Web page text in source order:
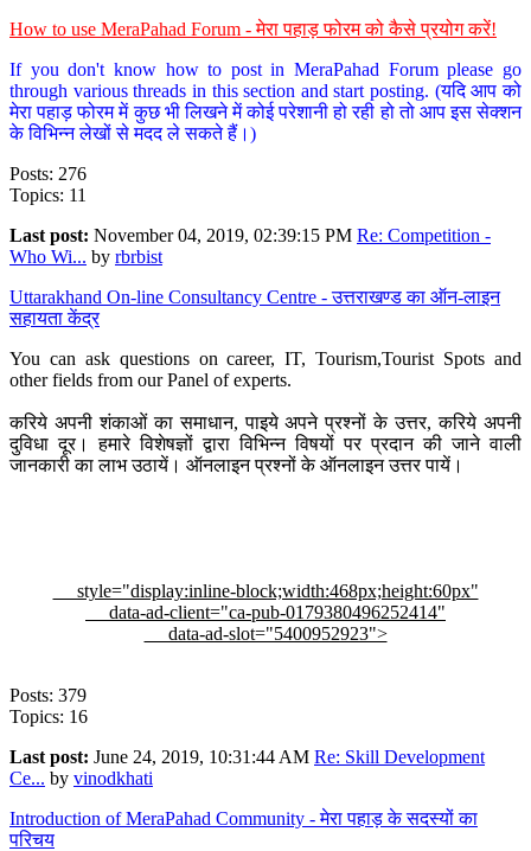
How to use MeraPahad Forum - मेरा पहाड़ फोरम को कैसे प्रयोग करें!
If you don't know how to post in MeraPahad Forum please go
through various threads in this section and start posting. (यदि आप को
मेरा पहाड़ फोरम में कुछ भी लिखने में कोई परेशानी हो रही हो तो आप इस सेक्शन
के विभिन्न लेखों से मदद ले सकते हैं।)
Posts: 276
Topics: 11
Last post: November 04, 2019, 02:39:15 PM Re: Competition -
Who Wi... by rbrbist
Uttarakhand On-line Consultancy Centre - उत्तराखण्ड का ऑन-लाइन
सहायता केंद्र
You can ask questions on career, IT, Tourism,Tourist Spots and
other fields from our Panel of experts.
करिये अपनी शंकाओं का समाधान, पाइये अपने प्रश्नों के उत्तर, करिये अपनी
दुविधा दूर। हमारे विशेषज्ञों द्वारा विभिन्न विषयों पर प्रदान की जाने वाली
जानकारी का लाभ उठायें। ऑनलाइन प्रश्नों के ऑनलाइन उत्तर पायें।
style="display:inline-block;width:468px;height:60px"
data-ad-client="ca-pub-0179380496252414"
data-ad-slot="5400952923">
Posts: 379
Topics: 16
Last post: June 24, 2019, 10:31:44 AM Re: Skill Development
Ce... by vinodkhati
Introduction of MeraPahad Community - मेरा पहाड़ के सदस्यों का
परिचय